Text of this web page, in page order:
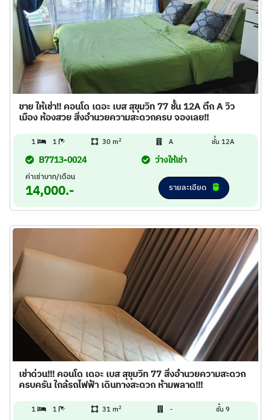
ขาย ให้เช่า!! คอนโด เดอะ เบส สุขุมวิท 77 ชั้น 12A ตึก A วิว
เมือง ห้องสวย สิ่งอำนวยความสะดวกครบ จองเลย!!
1 1 30 m2 A ชั้น 12A
B7713-0024 ว่างให้เช่า
ค่าเช่าบาท/เดือน
14,000.- รายละเอียด
เช่าด่วน!!! คอนโด เดอะ เบส สุขุมวิท 77 สิ่งอำนวยความสะดวก
ครบครัน ใกล้รถไฟฟ้า เดินทางสะดวก ห้ามพลาด!!!
1 1 31 m2 - ชั้น 9